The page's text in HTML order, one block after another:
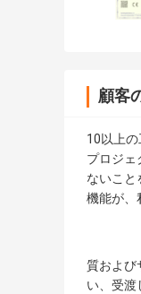
顧客
10以上
プロジェ
ないこと
機能が、
質および
い、受渡